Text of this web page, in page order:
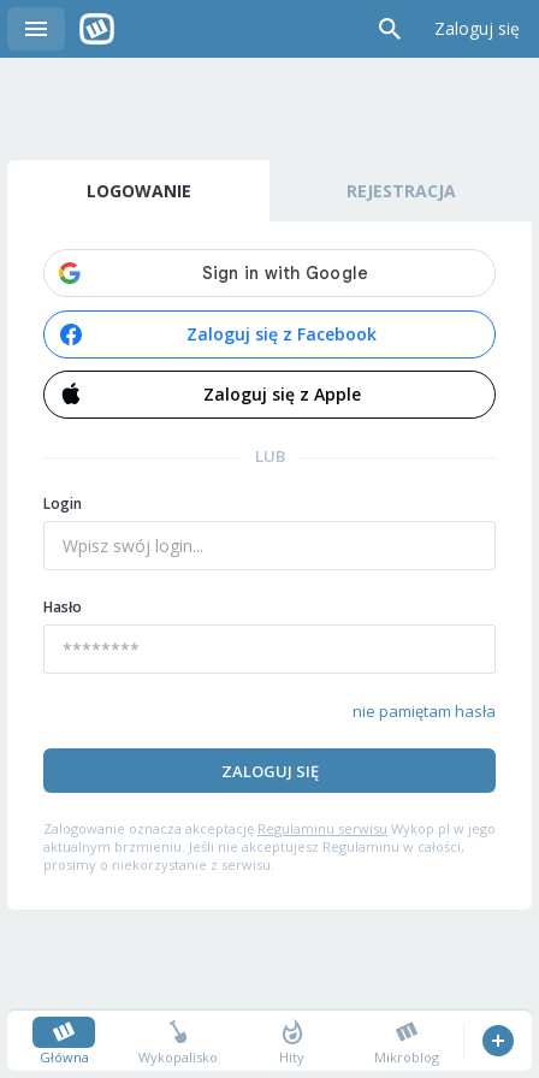
Zaloguj się
LOGOWANIE REJESTRACJA
Zaloguj się z Facebook
Zaloguj się z Apple
LUB
Login
Hasło
nie pamiętam hasła
ZALOGUJ SIĘ
Zalogowanie oznacza akceptację Regulaminu serwisu Wykop.pl w jego
aktualnym brzmieniu. Jeśli nie akceptujesz Regulaminu w całości,
prosimy o niekorzystanie z serwisu.
Główna Wykopalisko Hity Mikroblog